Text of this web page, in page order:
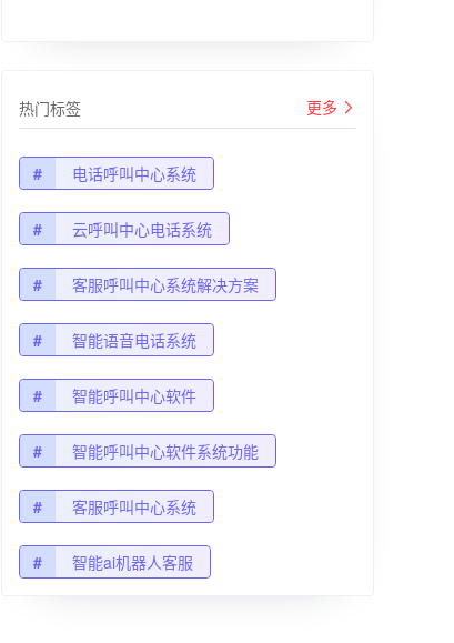
热门标签 更多
# 电话呼叫中心系统
# 云呼叫中心电话系统
# 客服呼叫中心系统解决方案
# 智能语音电话系统
# 智能呼叫中心软件
# 智能呼叫中心软件系统功能
# 客服呼叫中心系统
# 智能ai机器人客服